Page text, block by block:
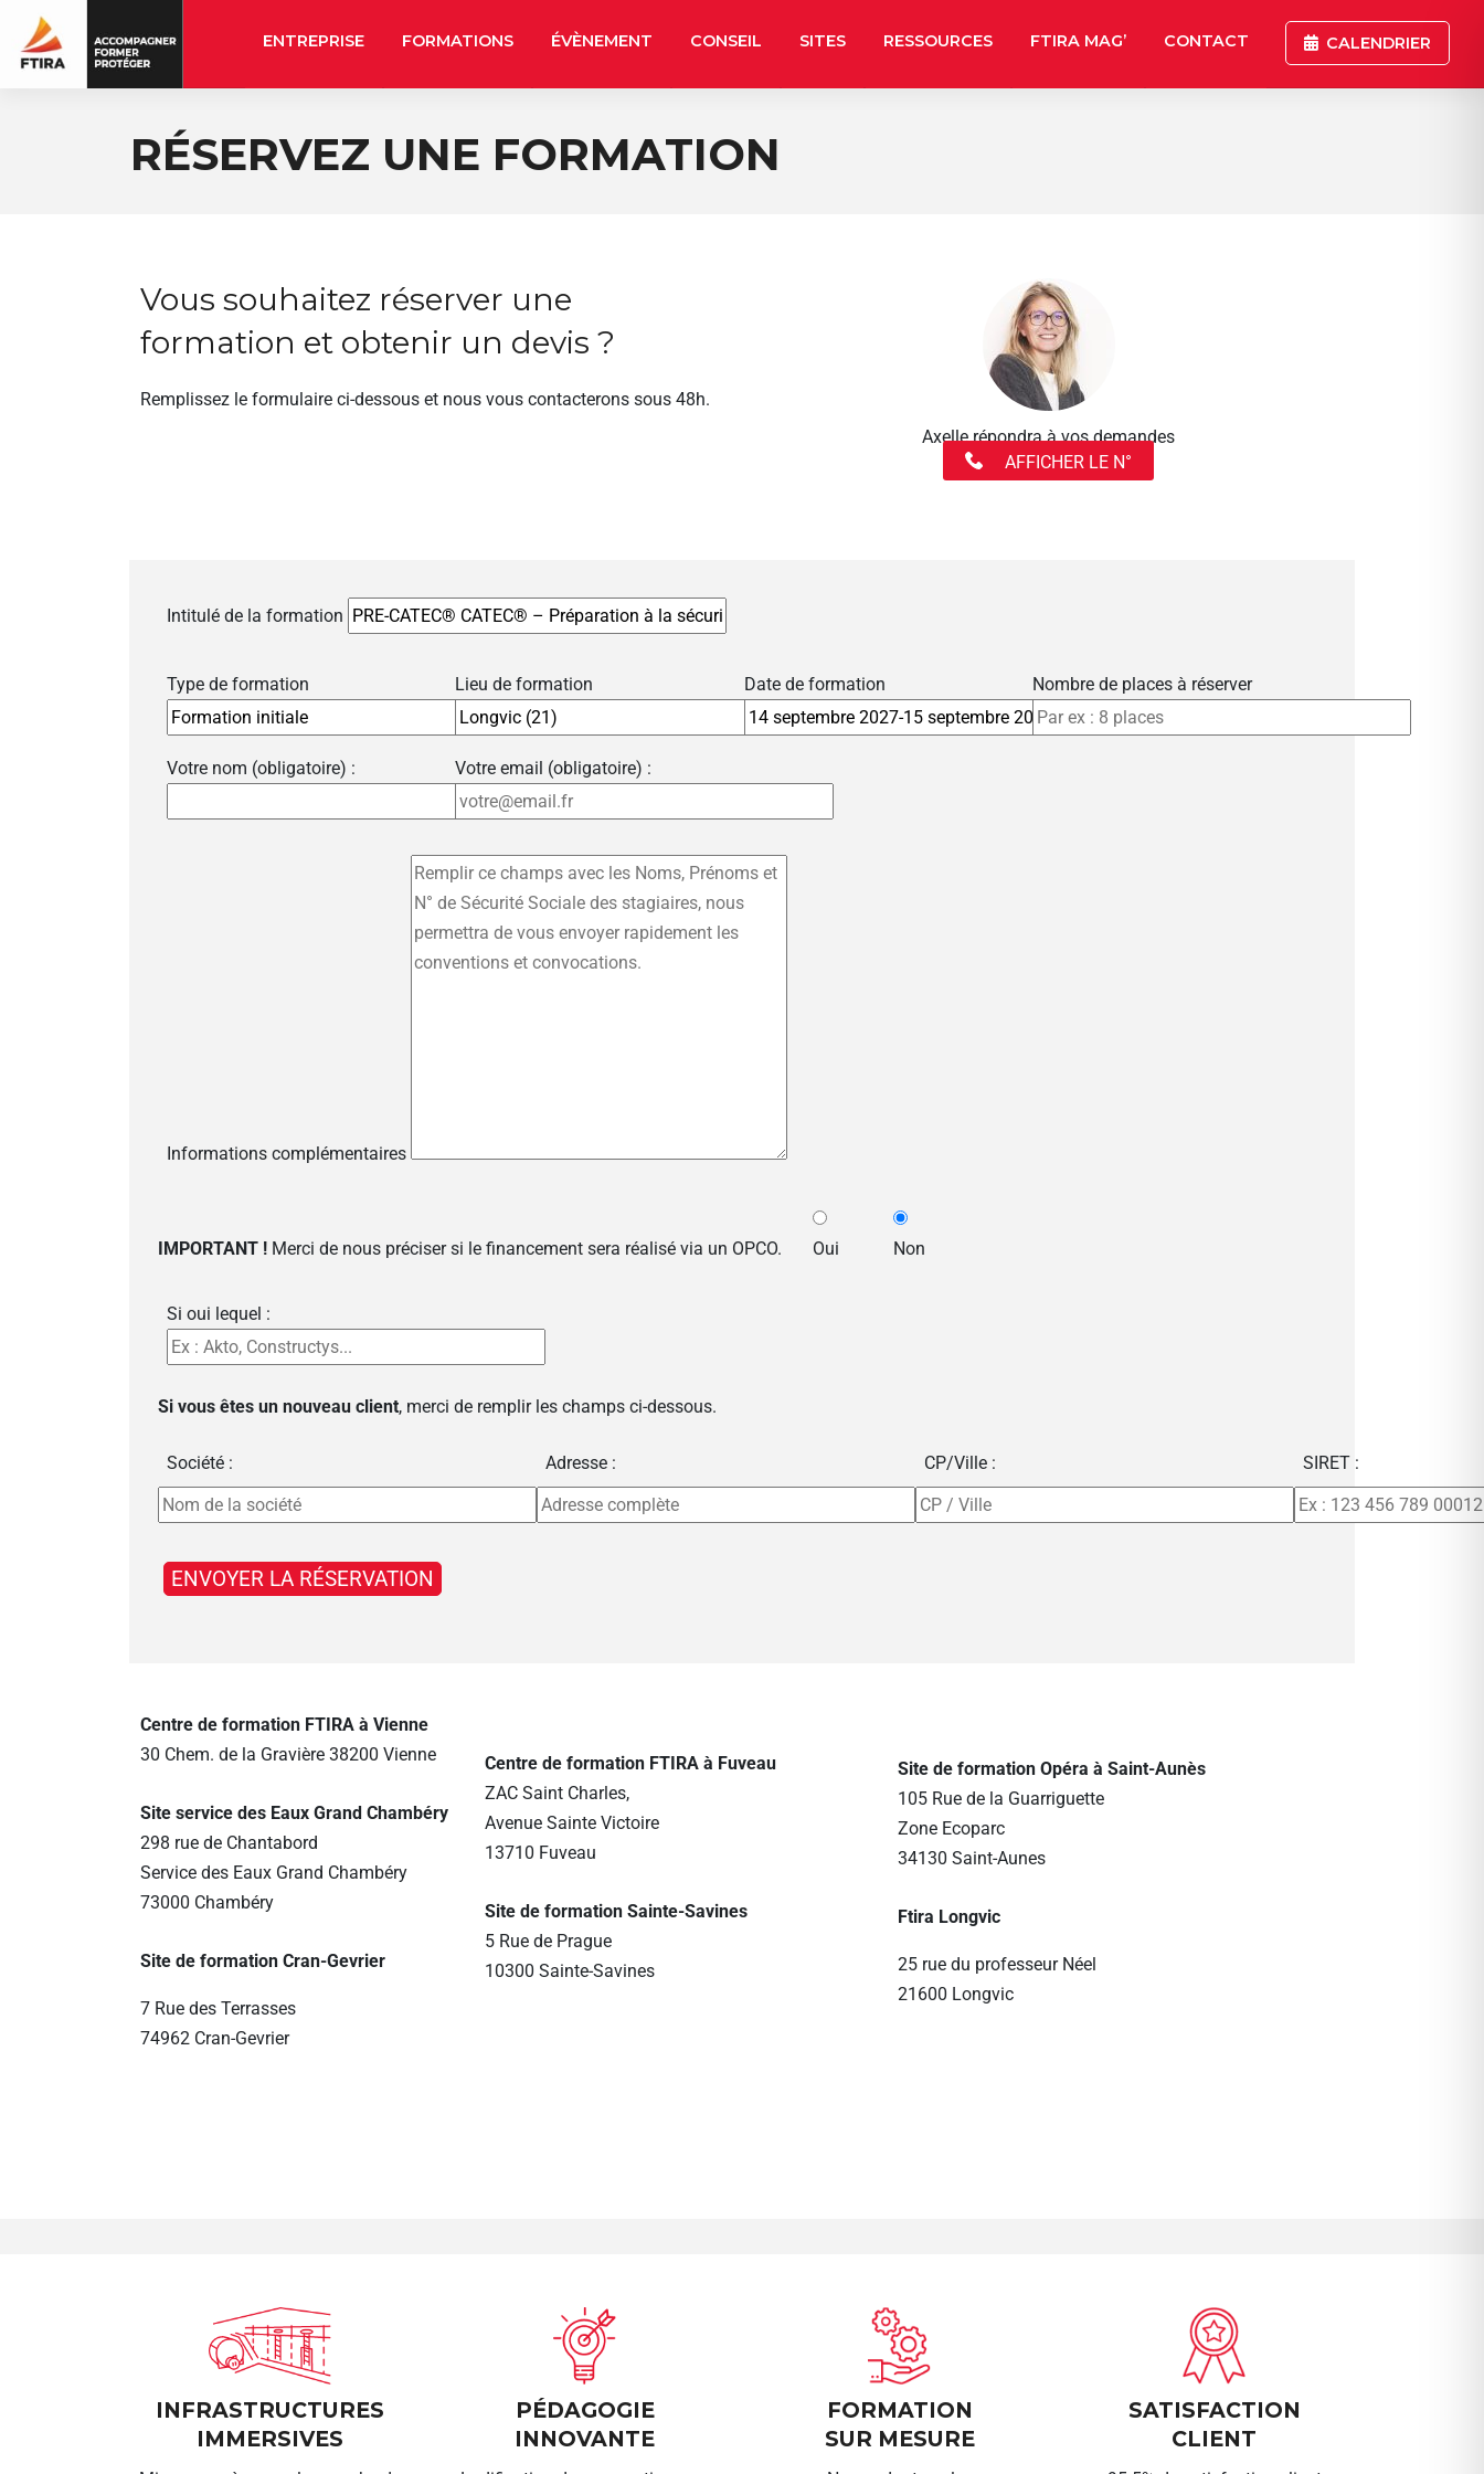
ENTREPRISE FORMATIONS ÉVÈNEMENT CONSEIL SITES RESSOURCES FTIRA MAG’ CONTACT CALENDRIER
RÉSERVEZ UNE FORMATION
Vous souhaitez réserver une
formation et obtenir un devis ?
Remplissez le formulaire ci-dessous et nous vous contacterons sous 48h.
Axelle répondra à vos demandes
AFFICHER LE N°
Intitulé de la formation
Type de formation Lieu de formation Date de formation Nombre de places à réserver
Votre nom (obligatoire) : Votre email (obligatoire) :
Informations complémentaires
IMPORTANT ! Merci de nous préciser si le financement sera réalisé via un OPCO. Oui Non
Si oui lequel :
Si vous êtes un nouveau client, merci de remplir les champs ci-dessous.
Société : Adresse : CP/Ville : SIRET :
Centre de formation FTIRA à Vienne
30 Chem. de la Gravière 38200 Vienne
Site service des Eaux Grand Chambéry
298 rue de Chantabord
Service des Eaux Grand Chambéry
73000 Chambéry
Site de formation Cran-Gevrier
7 Rue des Terrasses
74962 Cran-Gevrier
Centre de formation FTIRA à Fuveau
ZAC Saint Charles,
Avenue Sainte Victoire
13710 Fuveau
Site de formation Sainte-Savines
5 Rue de Prague
10300 Sainte-Savines
Site de formation Opéra à Saint-Aunès
105 Rue de la Guarriguette
Zone Ecoparc
34130 Saint-Aunes
Ftira Longvic
25 rue du professeur Néel
21600 Longvic
INFRASTRUCTURES
IMMERSIVES
PÉDAGOGIE
INNOVANTE
FORMATION
SUR MESURE
SATISFACTION
CLIENT